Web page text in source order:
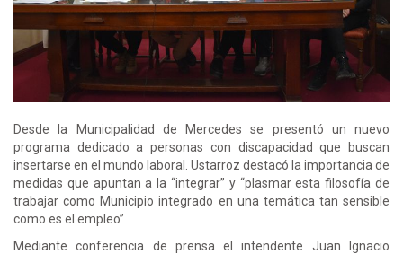
Desde la Municipalidad de Mercedes se presentó un nuevo
programa dedicado a personas con discapacidad que buscan
insertarse en el mundo laboral. Ustarroz destacó la importancia de
medidas que apuntan a la “integrar” y “plasmar esta filosofía de
trabajar como Municipio integrado en una temática tan sensible
como es el empleo”
Mediante conferencia de prensa el intendente Juan Ignacio